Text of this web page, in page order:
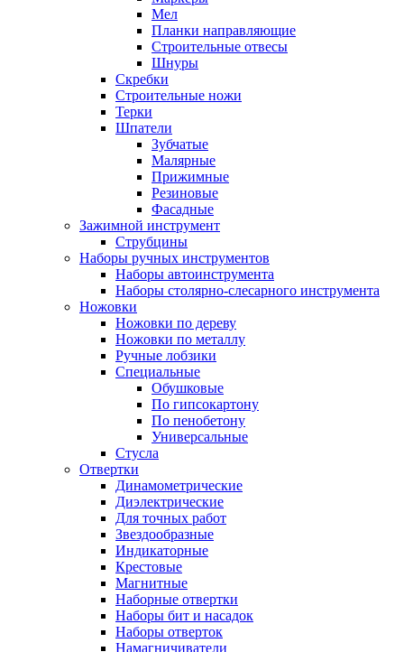
Мел
Планки направляющие
Строительные отвесы
Шнуры
Скребки
Строительные ножи
Терки
Шпатели
Зубчатые
Малярные
Прижимные
Резиновые
Фасадные
Зажимной инструмент
Струбцины
Наборы ручных инструментов
Наборы автоинструмента
Наборы столярно-слесарного инструмента
Ножовки
Ножовки по дереву
Ножовки по металлу
Ручные лобзики
Специальные
Обушковые
По гипсокартону
По пенобетону
Универсальные
Стусла
Отвертки
Динамометрические
Диэлектрические
Для точных работ
Звездообразные
Индикаторные
Крестовые
Магнитные
Наборные отвертки
Наборы бит и насадок
Наборы отверток
Намагничиватели